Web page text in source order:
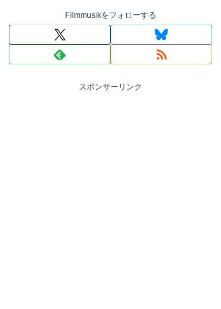
Filmmusikをフォローする
スポンサーリンク